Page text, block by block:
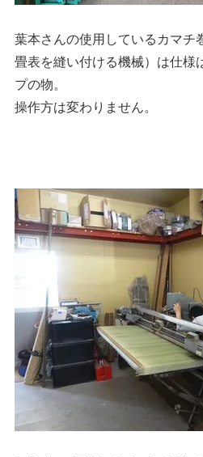
葉本さんの使用しているカマチ
畳表を縫い付ける機械）は仕様
プの物。
操作方は変わりません。